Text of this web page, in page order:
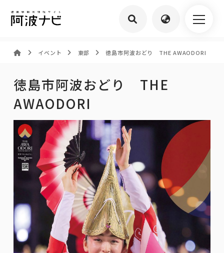
イベント 東部 徳島市阿波おどり THE AWAODORI
徳島市阿波おどり THE
AWAODORI